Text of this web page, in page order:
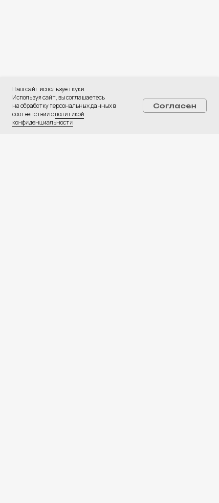
Услуги:
CPA Недвижимость
Digital-реклама
Наш сайт использует куки.
Используя сайт, вы соглашаетесь
на обработку персональных данных в
соответствии сполитикой
конфиденциальности
Согласен